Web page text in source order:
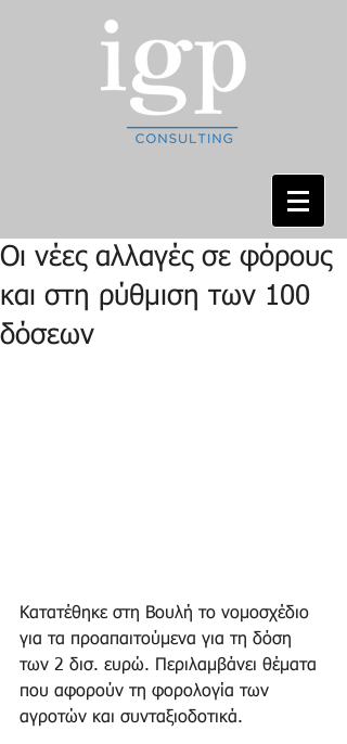
Οι νέες αλλαγές σε φόρους
και στη ρύθμιση των 100
δόσεων
Κατατέθηκε στη Βουλή το νομοσχέδιο
για τα προαπαιτούμενα για τη δόση
των 2 δισ. ευρώ. Περιλαμβάνει θέματα
που αφορούν τη φορολογία των
αγροτών και συνταξιοδοτικά.